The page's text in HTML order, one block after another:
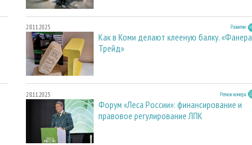
28.11.2025 Развитие
Как в Коми делают клееную балку. «Фанера
Трейд»
28.11.2025 Регион номера
Форум «Леса России»: финансирование и
правовое регулирование ЛПК